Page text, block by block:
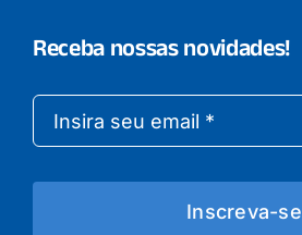
Receba nossas novidades!
Inscreva-se